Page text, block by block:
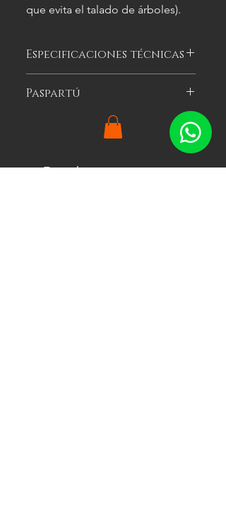
que evita el talado de árboles).
Especificaciones técnicas
ilustrativas, y las características del
Paspartú
Es el cartón especial de color que se
puede optar por colocar alrededor
agregarle impacto visual al cuadro.
Productos